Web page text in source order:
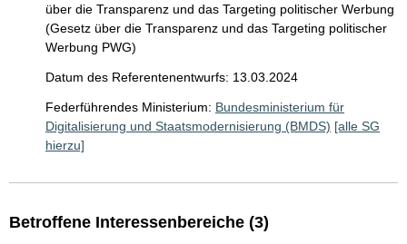
über die Transparenz und das Targeting politischer Werbung
(Gesetz über die Transparenz und das Targeting politischer
Werbung PWG)
Datum des Referentenentwurfs: 13.03.2024
Federführendes Ministerium: Bundesministerium für
Digitalisierung und Staatsmodernisierung (BMDS) [alle SG
hierzu]
Betroffene Interessenbereiche (3)